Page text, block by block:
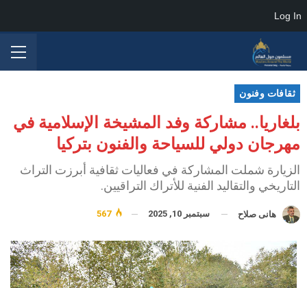
ثقافات وفنون
بلغاريا.. مشاركة وفد المشيخة الإسلامية في
مهرجان دولي للسياحة والفنون بتركيا
الزيارة شملت المشاركة في فعاليات ثقافية أبرزت التراث
التاريخي والتقاليد الفنية للأتراك التراقيين.
هانى صلاح سبتمبر 10, 2025 567
Log In